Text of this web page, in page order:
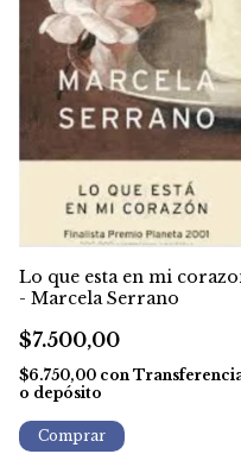
Lo que esta en mi
- Marcela Serrano
$7.500,00
$6.750,00 con
o depósito